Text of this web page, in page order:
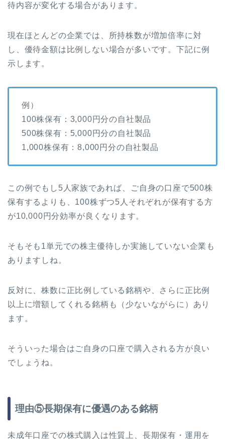
待内容が変化する場合があります。
現在ほとんどの企業では、所持株数が増加倍率に対
し、優待金額は比例しない場合が多いです。下記に例
示します。
例）
100株保有：3,000円分の自社製品
500株保有：5,000円分の自社製品
1,000株保有：8,000円分の自社製品
この例でもし5人家族であれば、ご自身の口座で500株
保有するよりも、100株ずつ5人それぞれが保有する方
が10,000円分効率が良くなります。
そもそも1単元での株主優待しか実施していない企業も
ありますしね。
反対に、株数に正比例している銘柄や、さらに正比例
以上に増額してくれる銘柄も（少ないながらに）あり
ます。
そういった場合はご自身の口座で購入される方が良い
でしょうね。
理由⑤長期保有に優遇のある銘柄
未成年口座での株式購入は性質上、長期保有・運用を